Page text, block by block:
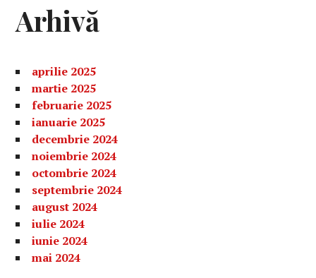
Arhivă
aprilie 2025
martie 2025
februarie 2025
ianuarie 2025
decembrie 2024
noiembrie 2024
octombrie 2024
septembrie 2024
august 2024
iulie 2024
iunie 2024
mai 2024